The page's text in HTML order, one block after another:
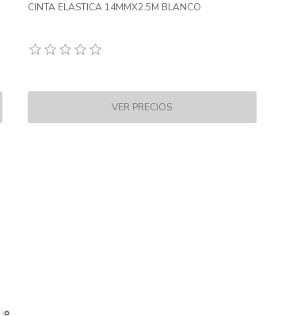
CINTA ELASTICA 14MMX2.5M BLANCO